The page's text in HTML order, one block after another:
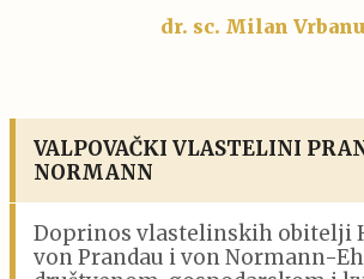
dr. sc. Milan
VALPOVAČKI VLASTELINI
NORMANN
Doprinos vlastelinskih obitelji
von Prandau i von Normann-